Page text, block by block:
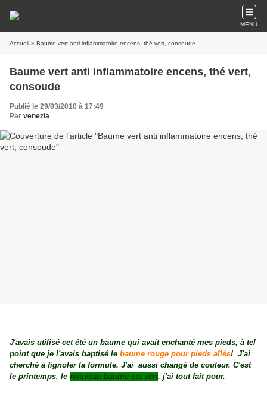
MENU
Accueil » Baume vert anti inflammatoire encens, thé vert, consoude
Baume vert anti inflammatoire encens, thé vert,
consoude
Publié le 29/03/2010 à 17:49
Par venezia
J'avais utilisé cet été un baume qui avait enchanté mes pieds, à tel
point que je l'avais baptisé le baume rouge pour pieds aîlés! J'ai
cherché à fignoler la formule. J'ai aussi changé de couleur. C'est
le printemps, le nouveau baume est vert, j'ai tout fait pour.